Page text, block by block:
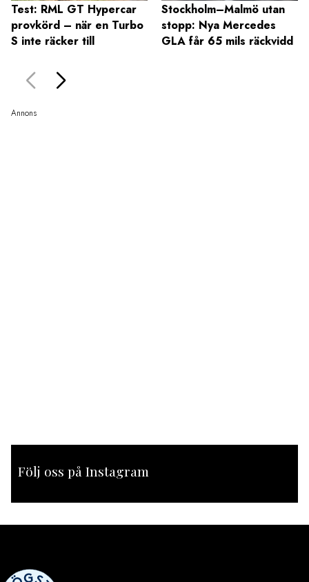
Test: RML GT Hypercar
provkörd – när en Turbo
S inte räcker till
Stockholm–Malmö utan
stopp: Nya Mercedes
GLA får 65 mils räckvidd
Annons
Följ oss på Instagram